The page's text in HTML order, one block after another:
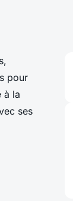
pour
à la
ses